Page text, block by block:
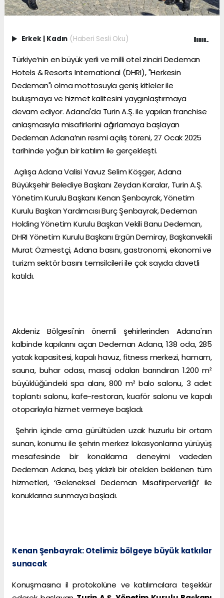
Erkek Kadın (Haberi Sesli Oku)
Türkiye’nin en büyük yerli ve milli otel zinciri Dedeman
Hotels & Resorts International (DHRI), "Herkesin
Dedeman"ı olma mottosuyla geniş kitleler ile
buluşmaya ve hizmet kalitesini yaygınlaştırmaya
devam ediyor. Adana'da Turin A.Ş. ile yapılan franchise
anlaşmasıyla misafirlerini ağırlamaya başlayan
Dedeman Adana’nın resmi açılış töreni, 27 Ocak 2025
tarihinde yoğun bir katılım ile gerçekleşti.
Açılışa Adana Valisi Yavuz Selim Köşger, Adana
Büyükşehir Belediye Başkanı Zeydan Karalar, Turin A.Ş.
Yönetim Kurulu Başkanı Kenan Şenbayrak, Yönetim
Kurulu Başkan Yardımcısı Burç Şenbayrak, Dedeman
Holding Yönetim Kurulu Başkan Vekili Banu Dedeman,
DHRI Yönetim Kurulu Başkanı Ergün Demiray, Başkanvekili
Murat Özmestçi, Adana basını, gastronomi, ekonomi ve
turizm sektör basını temsilcileri ile çok sayıda davetli
katıldı.
Akdeniz Bölgesi'nin önemli şehirlerinden Adana'nın
kalbinde kapılarını açan Dedeman Adana, 138 oda, 285
yatak kapasitesi, kapalı havuz, fitness merkezi, hamam,
sauna, buhar odası, masaj odaları barındıran 1.200 m²
büyüklüğündeki spa alanı, 800 m² balo salonu, 3 adet
toplantı salonu, kafe-restoran, kuaför salonu ve kapalı
otoparkıyla hizmet vermeye başladı.
Şehrin içinde ama gürültüden uzak huzurlu bir ortam
sunan, konumu ile şehrin merkez lokasyonlarına yürüyüş
mesafesinde bir konaklama deneyimi vadeden
Dedeman Adana, beş yıldızlı bir otelden beklenen tüm
hizmetleri, ‘Geleneksel Dedeman Misafirperverliği’ ile
konuklarına sunmaya başladı.
Kenan Şenbayrak: Otelimiz bölgeye büyük katkılar
sunacak
Konuşmasına il protokolüne ve katılımcılara teşekkür